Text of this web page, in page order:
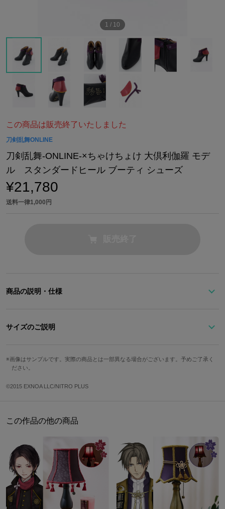
1 / 10
この商品は販売終了いたしました
刀剣乱舞ONLINE
刀剣乱舞-ONLINE-×ちゃけちょけ 大倶利伽羅 モデ
ル スタンダードヒール ブーティ シューズ
¥21,780
送料一律1,000円
商品の説明・仕様
ください。
大倶利伽羅をイメージしたデザインのブーティです。
黒のシンプルなデザインがクールな印象！
※こちらの商品はスタンダードヒールです。
※画像はサンプルです。実際の商品とは一部異なる場合がございま
す。
予めご了承ください。
※ヒールカウンター箇所に小さな穴が開いておりますが
製造工程の中で生じるもので不良ではございません。予めご了承く
サイズのご説明
サイズ 22cm 22.5cm 23cm 23.5cm
日本サイズ 22cm 22.5cm 23cm 23.5cm
ヨーロッパ 34 37
日本サイズ 24cm 24.5cm 25cm 25.5cm
ヨーロッパ 38
画像はサンプルです。実際の商品とは一部異なる場合がございます。予めご了承く
ださい。
©2015 EXNOA LLC/NITRO PLUS
この作品の他の商品